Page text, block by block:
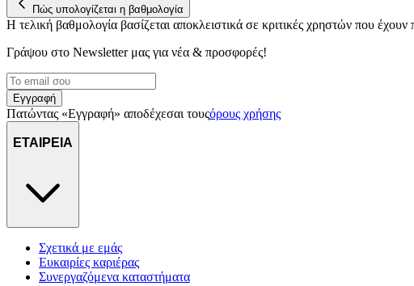
Πώς υπολογίζεται η βαθμολογία
Η τελική βαθμολογία βασίζεται αποκλειστικά σε κριτικές χρηστών που
Γράψου στο Νewsletter μας για νέα & προσφορές!
Εγγραφή
Πατώντας «Εγγραφή» αποδέχεσαι τουςόρους χρήσης
ΕΤΑΙΡΕΙΑ
Σχετικά με εμάς
Ευκαιρίες καριέρας
Συνεργαζόμενα καταστήματα